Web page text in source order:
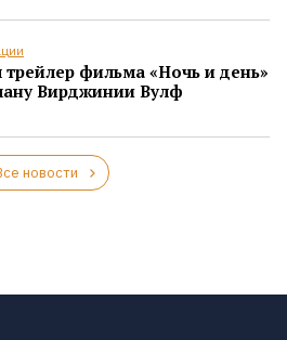
фильма «Ночь и день»
Вирджинии Вулф
новости